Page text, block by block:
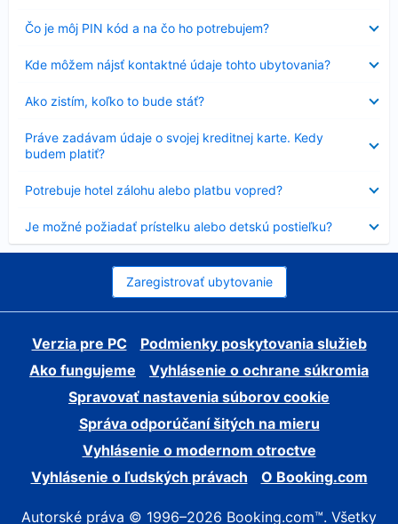
Čo je môj PIN kód a na čo ho potrebujem?
Nezobrazuje
sa
Kde môžem nájsť kontaktné údaje tohto ubytovania?
sa
Ako zistím, koľko to bude stáť?
sa
Práve zadávam údaje o svojej kreditnej karte. Kedy
budem platiť?
sa
Potrebuje hotel zálohu alebo platbu vopred?
sa
Je možné požiadať prístelku alebo detskú postieľku?
sa
Zaregistrovať ubytovanie
Verzia pre PC
Podmienky poskytovania služieb
Ako fungujeme
Vyhlásenie o ochrane súkromia
Spravovať nastavenia súborov cookie
Správa odporúčaní šitých na mieru
Vyhlásenie o modernom otroctve
Vyhlásenie o ľudských právach
O Booking.com
Autorské práva © 1996–2026 Booking.com™. Všetky